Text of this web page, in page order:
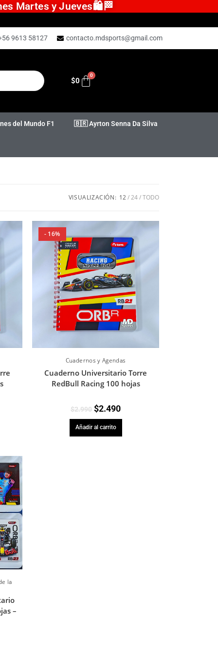
Martes y Jueves🛍️🏁
9613 58127 contacto.mdsports@gmail.com
$0
del Mundo F1 🇧🇷 Ayrton Senna Da Silva
VISUALIZACIÓN: 12 24 TODO
- 16%
Cuadernos y Agendas
Cuaderno Universitario Torre
RedBull Racing 100 hojas
$2.990 $2.490
Añadir al carrito
la
–